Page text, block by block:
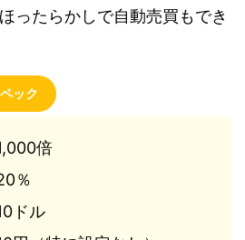
ったらかしで自動売買もでき
ック
倍
％
ドル